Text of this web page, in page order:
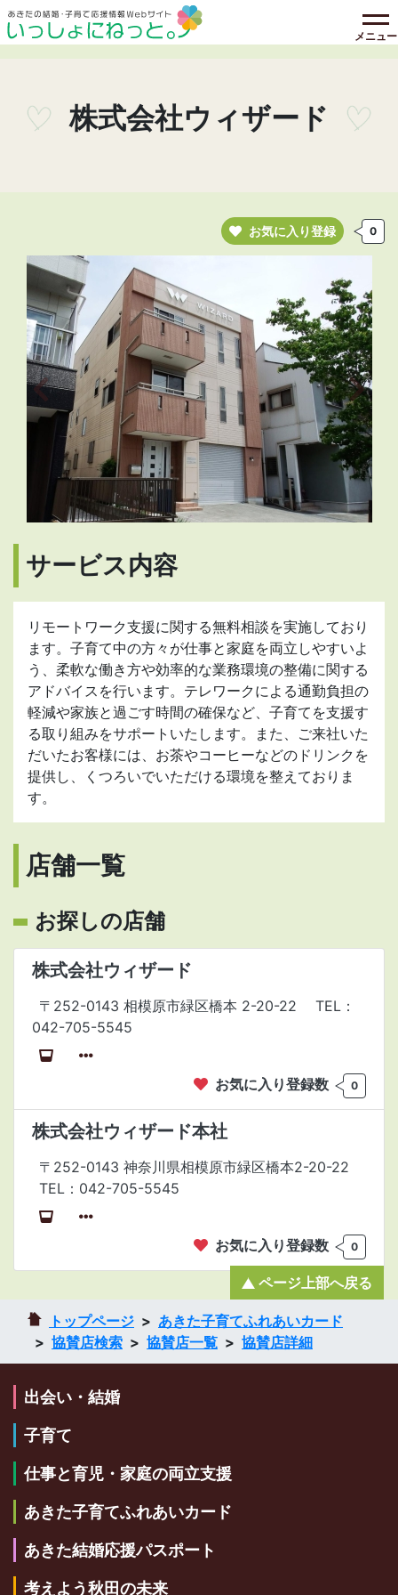
メニュー
株式会社ウィザード
お気に入り登録 0
前の画像へ 次の
サービス内容
リモートワーク支援に関する無料相談を実施しており
ます。子育て中の方々が仕事と家庭を両立しやすいよ
う、柔軟な働き方や効率的な業務環境の整備に関する
アドバイスを行います。テレワークによる通勤負担の
軽減や家族と過ごす時間の確保など、子育てを支援す
る取り組みをサポートいたします。また、ご来社いた
だいたお客様には、お茶やコーヒーなどのドリンクを
提供し、くつろいでいただける環境を整えておりま
す。
店舗一覧
お探しの店舗
株式会社ウィザード
〒252-0143 相模原市緑区橋本 2-20-22
TEL：
042-705-5545
お気に入り登録数 0
株式会社ウィザード本社
〒252-0143 神奈川県相模原市緑区橋本2-20-22
TEL：042-705-5545
お気に入り登録数 0
トップページ
あきた子育てふれあいカード
協賛店検索
協賛店一覧 協賛店詳細
ページ上部へ戻る
出会い・結婚
子育て
仕事と育児・家庭の両立支援
あきた子育てふれあいカード
あきた結婚応援パスポート
考えよう秋田の未来